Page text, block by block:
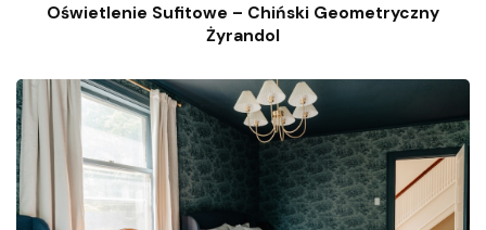
Oświetlenie Sufitowe – Chiński Geometryczny
Żyrandol